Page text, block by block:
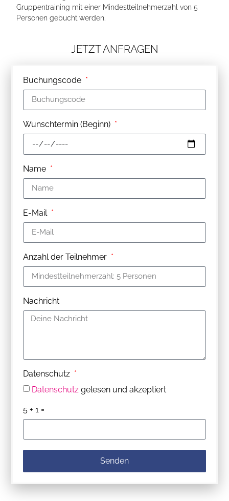
Gruppentraining mit einer Mindestteilnehmerzahl von 5
Personen gebucht werden.
JETZT ANFRAGEN
Buchungscode
Wunschtermin (Beginn)
Name
E-Mail
Anzahl der Teilnehmer
Nachricht
Datenschutz
Datenschutz gelesen und akzeptiert
5 + 1 =
Senden